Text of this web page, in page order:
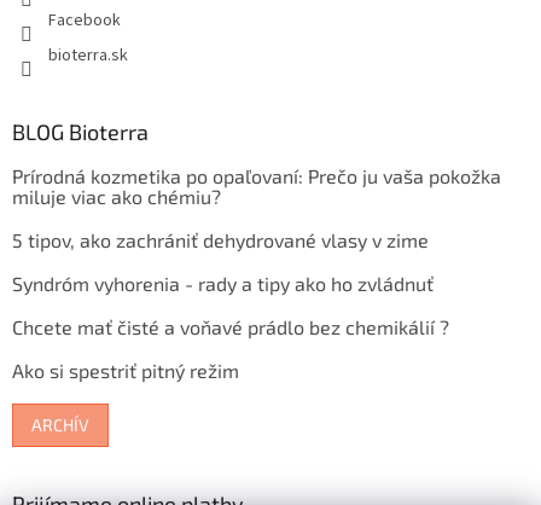
Facebook
bioterra.sk
BLOG Bioterra
Prírodná kozmetika po opaľovaní: Prečo ju vaša pokožka
miluje viac ako chémiu?
5 tipov, ako zachrániť dehydrované vlasy v zime
Syndróm vyhorenia - rady a tipy ako ho zvládnuť
Chcete mať čisté a voňavé prádlo bez chemikálií ?
Ako si spestriť pitný režim
ARCHÍV